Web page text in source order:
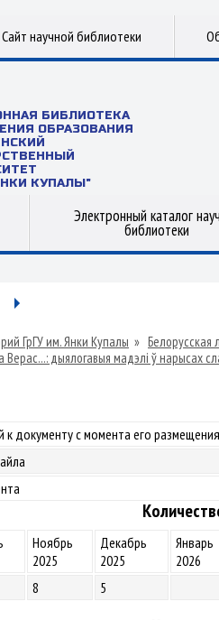
Сайт научной библиотеки
БИБЛИОТЕКА
ОБРАЗОВАНИЯ
КУПАЛЫ"
Электронный каталог
библиотеки
ГрГУ им. Янки Купалы » Белорусская
Верас...: дыялогавыя мадэлі ў нарысах
документу с момента его
Ноябрь
2025
Декабрь
2025
Январь
2026
8 5